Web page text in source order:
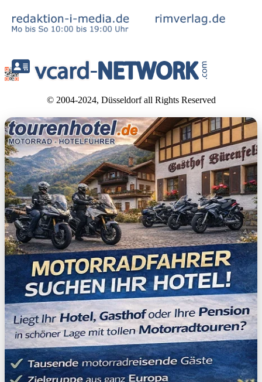
© 2004-2024, Düsseldorf all Rights Reserved